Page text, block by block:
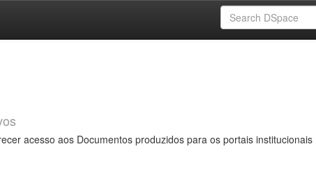
acesso aos Documentos produzidos para os portais institucionais